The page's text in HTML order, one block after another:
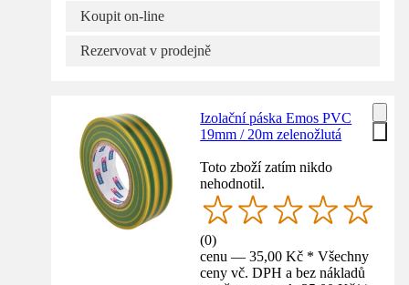
Koupit on-line
Rezervovat v prodejně
Izolační páska Emos PVC
19mm / 20m zelenožlutá
Toto zboží zatím nikdo
nehodnotil.
(0)
cenu — 35,00 Kč * Všechny
ceny vč. DPH a bez nákladů